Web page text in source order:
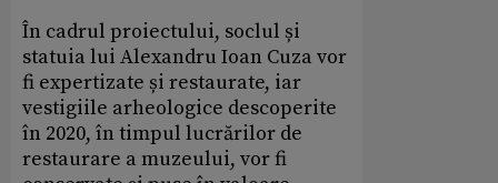
În cadrul proiectului, soclul și
statuia lui Alexandru Ioan Cuza vor
fi expertizate și restaurate, iar
vestigiile arheologice descoperite
în 2020, în timpul lucrărilor de
restaurare a muzeului, vor fi